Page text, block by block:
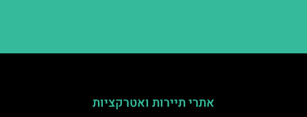
אתרי תיירות ואטרקציות